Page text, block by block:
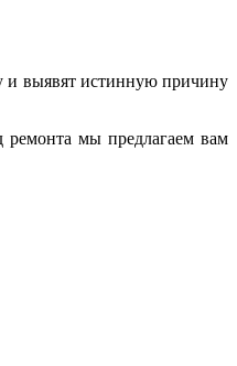
и выявят истинную причину
ремонта мы предлагаем вам